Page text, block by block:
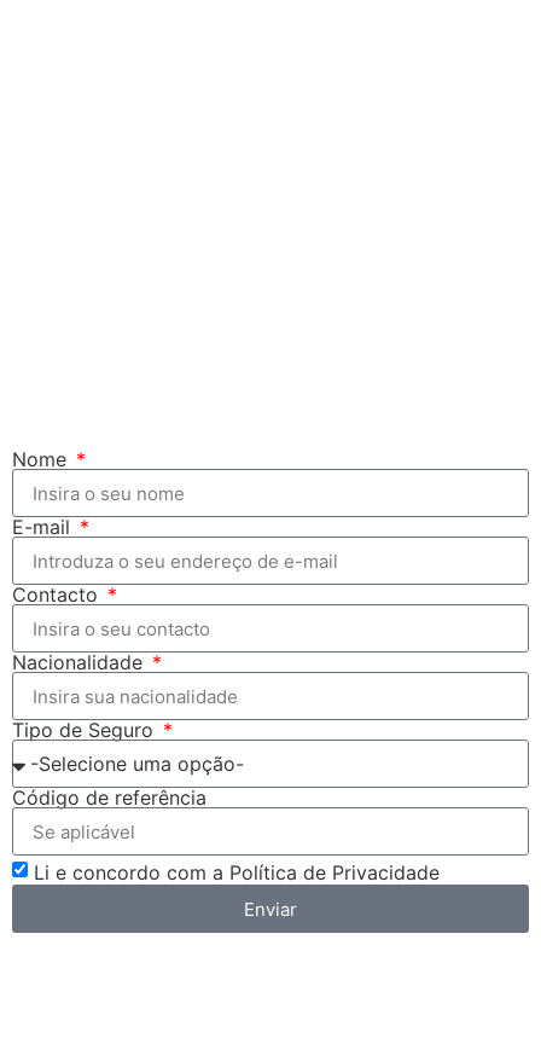
Nome
E-mail
Contacto
Nacionalidade
Tipo de Seguro
Código de referência
Li e concordo com a Política de Privacidade
Enviar